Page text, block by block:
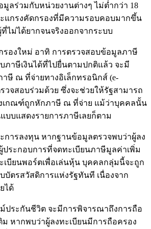
มูลร่วมกับหน่วยงานต่างๆ ไม่ต่ำกว่า 18
ะแกรงคัดกรองที่มีความรอบคอบมากขึ้น
ไม่ได้ยากจนจริงออกจากระบบ
องใหม่ อาทิ การตรวจสอบข้อมูลภาษี
ภาษีเงินได้ที่ไปยื่นตามปกติแล้ว จะมี
ษี ณ ที่จ่ายทางอิเล็กทรอนิกส์ (e-
รวจสอบร่วมด้วย ซึ่งจะช่วยให้รัฐสามารถ
เกณฑ์ถูกหักภาษี ณ ที่จ่าย แม้ว่าบุคคลนั้น
บบแสดงรายการภาษีเลยก็ตาม
การลงทุน หากฐานข้อมูลตรวจพบว่าผู้ลง
ประกอบการที่จดทะเบียนภาษีมูลค่าเพิ่ม
เบียนพอร์ตเพื่อเล่นหุ้น บุคคลกลุ่มนี้จะถูก
บัตรสวัสดิการแห่งรัฐทันที เนื่องจาก
ได้
ประกันชีวิต จะมีการพิจารณาถึงการถือ
ม หากพบว่าผู้ลงทะเบียนมีการถือครอง